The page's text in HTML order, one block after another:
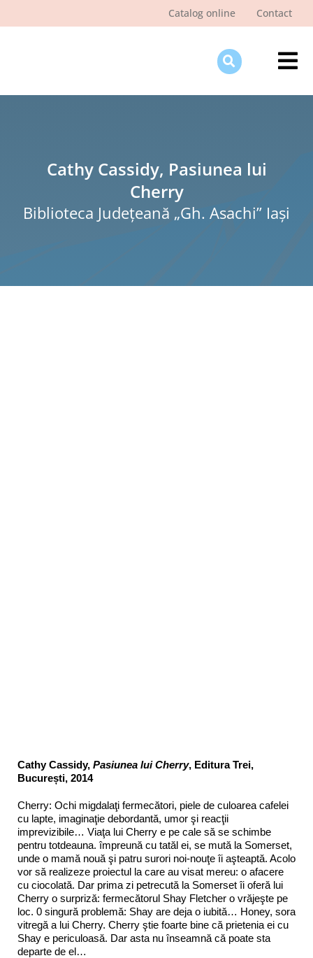
Catalog online Contact
Cathy Cassidy, Pasiunea lui
Cherry
Biblioteca Judeţeană „Gh. Asachi” Iaşi
Cathy Cassidy, Pasiunea lui Cherry, Editura Trei,
București, 2014
Cherry: Ochi migdalaţi fermecători, piele de culoarea cafelei
cu lapte, imaginaţie debordantă, umor şi reacţii
imprevizibile… Viaţa lui Cherry e pe cale să se schimbe
pentru totdeauna. împreună cu tatăl ei, se mută la Somerset,
unde o mamă nouă şi patru surori noi-nouţe îi aşteaptă. Acolo
vor să realizeze proiectul la care au visat mereu: o afacere
cu ciocolată. Dar prima zi petrecută la Somerset îi oferă lui
Cherry o surpriză: fermecătorul Shay Fletcher o vrăjeşte pe
loc. 0 singură problemă: Shay are deja o iubită… Honey, sora
vitregă a lui Cherry. Cherry ştie foarte bine că prietenia ei cu
Shay e periculoasă. Dar asta nu înseamnă că poate sta
departe de el…